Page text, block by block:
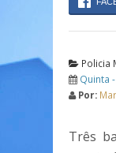
Policia
Quinta
Por:
Três